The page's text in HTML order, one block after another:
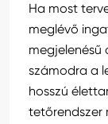
Ha most
meglévő
megjelenésű
számodra a
hosszú
tetőrendszer